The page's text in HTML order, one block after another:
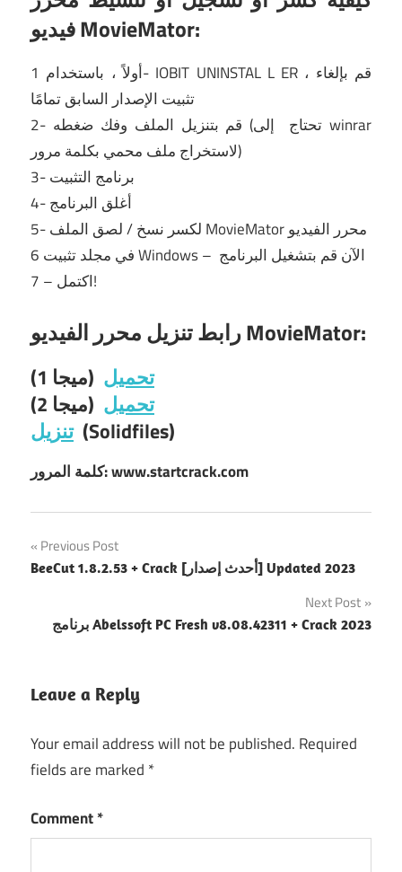
فيديو MovieMator:
أولاً ، باستخدام 1- IOBIT UNINSTAL L ER ، قم بإلغاء
2- قم بتنزيل الملف وفك ضغطه (تحتاج إلىwinrar
لاستخراج ملف محمي بكلمة مرور)
3- برنامج التثبيت
4- أغلق البرنامج
MovieMator محرر الفيديو
6
Windows – الآن قم بتشغيل البرنامج
7 – اكتمل!
رابط تنزيل محرر الفيديو MovieMator:
تحميل (ميجا 1)
تحميل (ميجا 2)
تنزيل(Solidfiles)
كلمة المرور: www.startcrack.com
Post
navigation
Previous Post
BeeCut 1.8.2.53 + Crack [أحدث إصدار] Updated 2023
Next Post
برنامج Abelssoft PC Fresh v8.08.42311 + Crack 2023
Leave a Reply
Your email address will not be published. Required
fields are marked *
Comment*